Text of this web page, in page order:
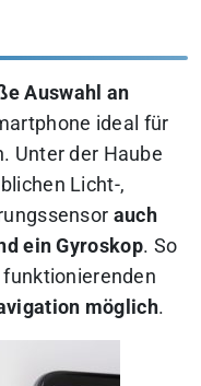
Auswahl an
ideal für
Unter der Haube
Licht-,
auch
ein Gyroskop. So
möglich.